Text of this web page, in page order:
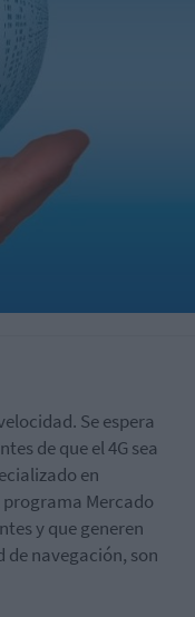
Se espera
de que el 4G sea
en
Mercado
y que generen
navegación, son